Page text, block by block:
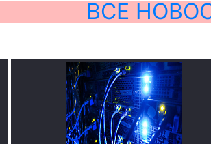
ВСЕ